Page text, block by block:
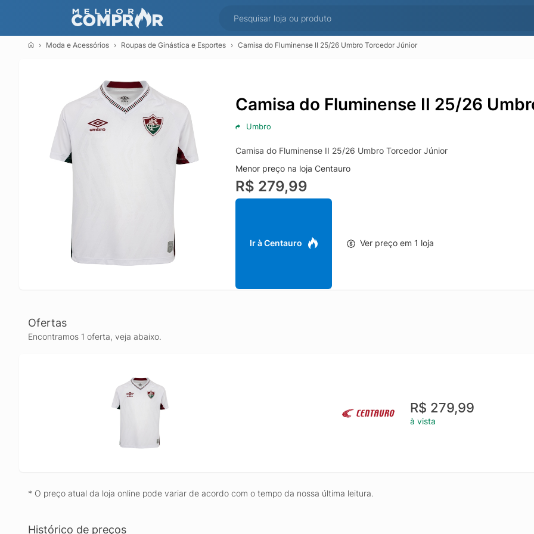
Moda e Acessórios Roupas de Ginástica e Esportes Camisa do Fluminense II 25/26 Umbro Torcedor Júnior
Camisa do Fluminense II 25/26
Umbro
Camisa do Fluminense II 25/26 Umbro Torcedor Júnior
Menor preço na loja Centauro
R$ 279,99
Ir à Centauro Ver preço em 1 loja
Ofertas
Encontramos 1 oferta, veja abaixo.
R$ 279,99
à vista
* O preço atual da loja online pode variar de acordo com o tempo da nossa última leitura.
Histórico de preços